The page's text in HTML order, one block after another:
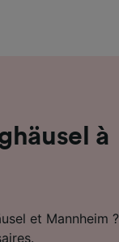
à
et Mannheim